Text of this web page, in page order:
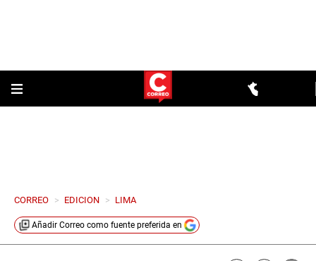
CORREO > EDICION > LIMA
Añadir Correo como fuente preferida en